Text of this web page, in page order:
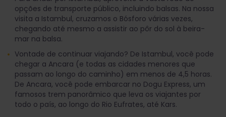
opções de transporte público, incluindo balsas. Na nossa
visita a Istambul, cruzamos o Bósforo várias vezes,
chegando até mesmo a assistir ao pôr do sol à beira-
mar na balsa.
Vontade de continuar viajando? De Istambul, você pode
chegar a Ancara (e todas as cidades menores que
passam ao longo do caminho) em menos de 4,5 horas.
De Ancara, você pode embarcar no Dogu Express, um
famosos trem panorâmico que leva os viajantes por
todo o país, ao longo do Rio Eufrates, até Kars.